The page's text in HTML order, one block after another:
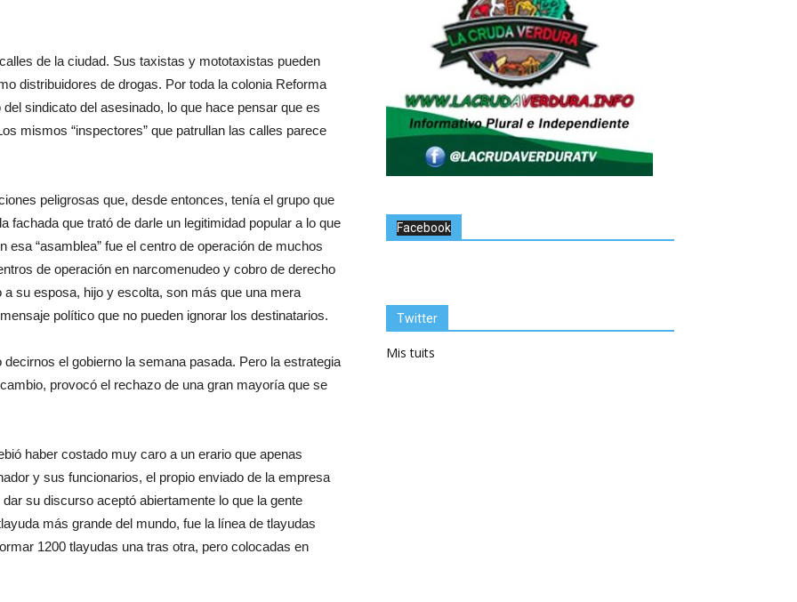
de la ciudad. Sus taxistas y mototaxistas pueden
distribuidores de drogas. Por toda la colonia Reforma
sindicato del asesinado, lo que hace pensar que es
mismos “inspectores” que patrullan las calles parece
peligrosas que, desde entonces, tenía el grupo que
fachada que trató de darle un legitimidad popular a lo que
“asamblea” fue el centro de operación de muchos
de operación en narcomenudeo y cobro de derecho
su esposa, hijo y escolta, son más que una mera
político que no pueden ignorar los destinatarios.
el gobierno la semana pasada. Pero la estrategia
provocó el rechazo de una gran mayoría que se
haber costado muy caro a un erario que apenas
y sus funcionarios, el propio enviado de la empresa
su discurso aceptó abiertamente lo que la gente
más grande del mundo, fue la línea de tlayudas
1200 tlayudas una tras otra, pero colocadas en
Facebook
Twitter
Mis tuits